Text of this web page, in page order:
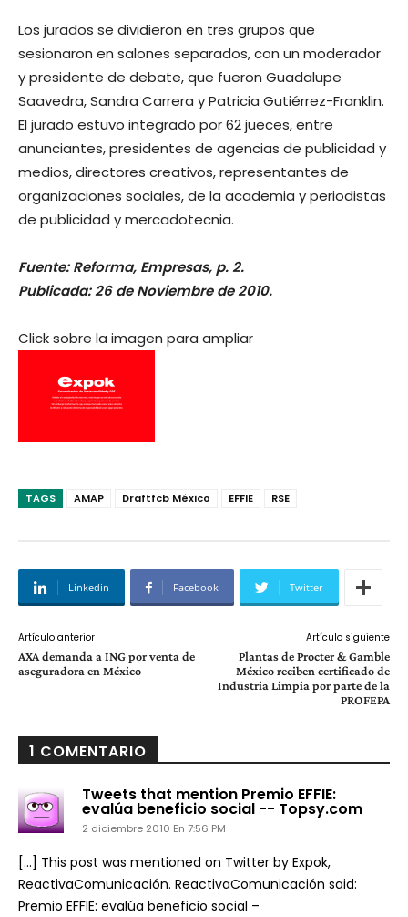
Los jurados se dividieron en tres grupos que
sesionaron en salones separados, con un moderador
y presidente de debate, que fueron Guadalupe
Saavedra, Sandra Carrera y Patricia Gutiérrez-Franklin.
El jurado estuvo integrado por 62 jueces, entre
anunciantes, presidentes de agencias de publicidad y
medios, directores creativos, representantes de
organizaciones sociales, de la academia y periodistas
de publicidad y mercadotecnia.
Fuente: Reforma, Empresas, p. 2.
Publicada: 26 de Noviembre de 2010.
Click sobre la imagen para ampliar
TAGS AMAP Draftfcb México EFFIE RSE
Linkedin Facebook Twitter
Artículo anterior
AXA demanda a ING por venta de
aseguradora en México
Artículo siguiente
Plantas de Procter & Gamble
México reciben certificado de
Industria Limpia por parte de la
PROFEPA
1 COMENTARIO
Tweets that mention Premio EFFIE:
evalúa beneficio social -- Topsy.com
2 diciembre 2010 En 7:56 PM
[…] This post was mentioned on Twitter by Expok,
ReactivaComunicación. ReactivaComunicación said:
Premio EFFIE: evalúa beneficio social –